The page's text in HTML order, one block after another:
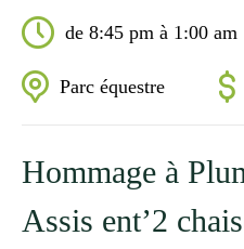
de 8:45 pm à 1:00 am
Parc équestre
Hommage à
Assis ent’2